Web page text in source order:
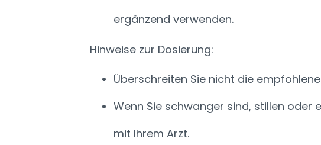
ergänzend verwenden.
Hinweise zur Dosierung:
Überschreiten Sie nicht die
Wenn Sie schwanger sind, stillen oder
mit Ihrem Arzt.